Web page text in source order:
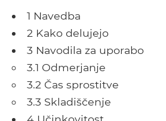
1 Navedba
2 Kako delujejo
3 Navodila za uporabo
3.1 Odmerjanje
3.2 Čas sprostitve
3.3 Skladiščenje